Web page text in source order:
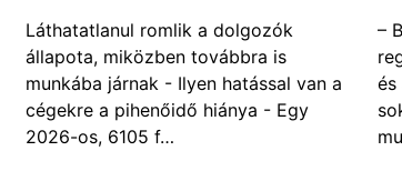
Láthatatlanul romlik a dolgozók
állapota, miközben továbbra is
munkába járnak - Ilyen hatással van a
cégekre a pihenőidő hiánya - Egy
2026-os, 6105 f…
–
és